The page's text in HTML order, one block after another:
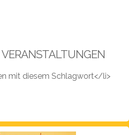
mit diesem Schlagwort</li>